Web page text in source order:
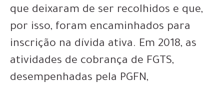
que deixaram de ser recolhidos e que,
por isso, foram encaminhados para
inscrição na dívida ativa. Em 2018, as
atividades de cobrança de FGTS,
desempenhadas pela PGFN,